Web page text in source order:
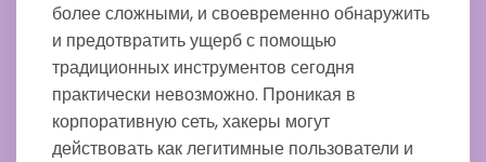
более сложными, и своевременно обнаружить
и предотвратить ущерб с помощью
традиционных инструментов сегодня
практически невозможно. Проникая в
корпоративную сеть, хакеры могут
действовать как легитимные пользователи и